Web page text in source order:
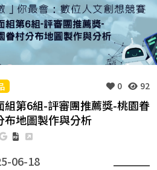
0 92
組第6組-評審團推薦獎-桃園眷
布地圖製作與分析
06-18